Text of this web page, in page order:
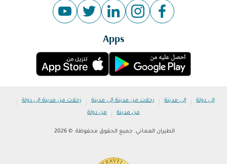
Apps
إلى دولة | إلى مدينة | رحلات من مدينة إلى مدينة | رحلات من مدينة إلى دولة |
من مدينة | من دولة
الطيران العماني. جميع الحقوق محفوظة. © 2026